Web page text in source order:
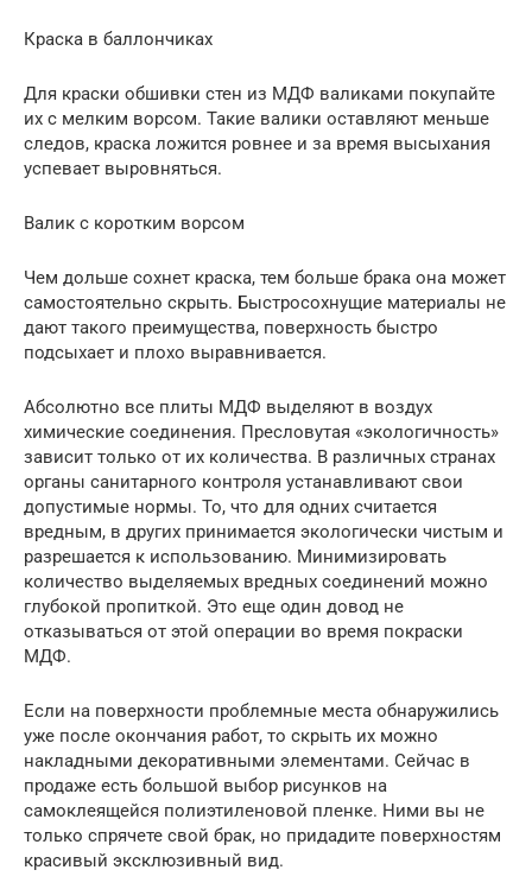
Краска в баллончиках
Для краски обшивки стен из МДФ валиками покупайте
их с мелким ворсом. Такие валики оставляют меньше
следов, краска ложится ровнее и за время высыхания
успевает выровняться.
Валик с коротким ворсом
Чем дольше сохнет краска, тем больше брака она может
самостоятельно скрыть. Быстросохнущие материалы не
дают такого преимущества, поверхность быстро
подсыхает и плохо выравнивается.
Абсолютно все плиты МДФ выделяют в воздух
химические соединения. Пресловутая «экологичность»
зависит только от их количества. В различных странах
органы санитарного контроля устанавливают свои
допустимые нормы. То, что для одних считается
вредным, в других принимается экологически чистым и
разрешается к использованию. Минимизировать
количество выделяемых вредных соединений можно
глубокой пропиткой. Это еще один довод не
отказываться от этой операции во время покраски
МДФ.
Если на поверхности проблемные места обнаружились
уже после окончания работ, то скрыть их можно
накладными декоративными элементами. Сейчас в
продаже есть большой выбор рисунков на
самоклеящейся полиэтиленовой пленке. Ними вы не
только спрячете свой брак, но придадите поверхностям
красивый эксклюзивный вид.